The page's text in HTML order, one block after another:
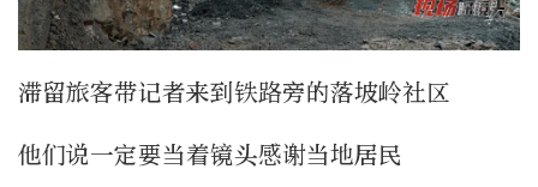
滞留旅客带记者来到铁路旁的落坡岭社区
他们说一定要当着镜头感谢当地居民